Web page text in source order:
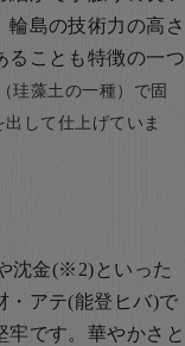
島の技術力の高さ
ることも特徴の一つ
珪藻土の一種）で固
して仕上げていま
沈金(※2)といった
・アテ(能登ヒバ)で
です。華やかさと